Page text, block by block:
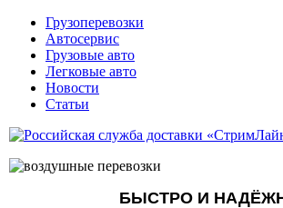
Грузоперевозки
Автосервис
Грузовые авто
Легковые авто
Новости
Статьи
БЫСТРО И